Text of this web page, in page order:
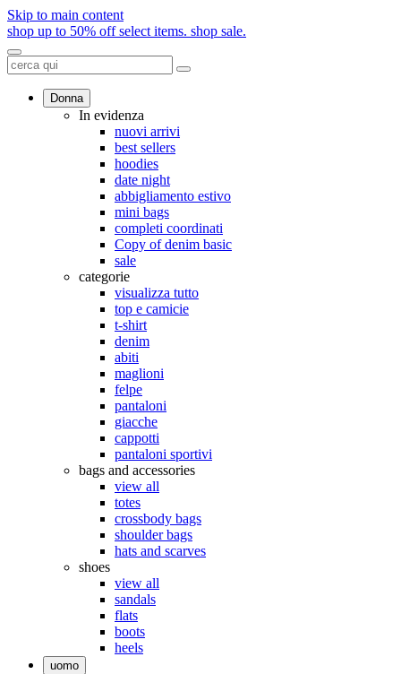
Skip to main content
shop up to 50% off select items. shop sale.
Donna
In evidenza
nuovi arrivi
best sellers
hoodies
date night
abbigliamento estivo
mini bags
completi coordinati
Copy of denim basic
sale
categorie
visualizza tutto
top e camicie
t-shirt
denim
abiti
maglioni
felpe
pantaloni
giacche
cappotti
pantaloni sportivi
bags and accessories
view all
totes
crossbody bags
shoulder bags
hats and scarves
shoes
view all
sandals
flats
boots
heels
uomo